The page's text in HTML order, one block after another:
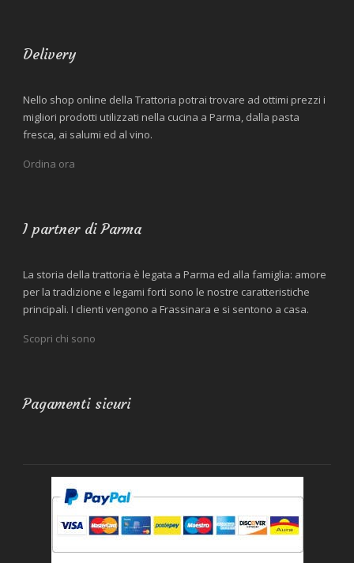
Delivery
Nello shop online della Trattoria potrai trovare ad ottimi prezzi i
migliori prodotti utilizzati nella cucina a Parma, dalla pasta
fresca, ai salumi ed al vino.
Ordina ora
I partner di Parma
La storia della trattoria è legata a Parma ed alla famiglia: amore
per la tradizione e legami forti sono le nostre caratteristiche
principali. I clienti vengono a Frassinara e si sentono a casa.
Scopri chi sono
Pagamenti sicuri